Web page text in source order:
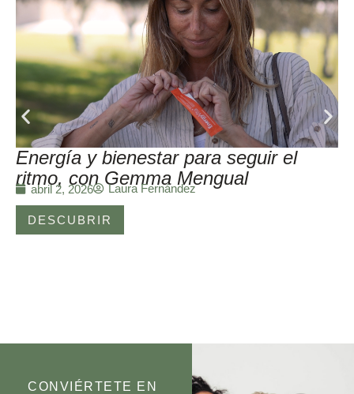
Energía y bienestar para seguir el
ritmo, con Gemma Mengual
abril 2, 2026 Laura Fernández
DESCUBRIR
CONVIÉRTETE EN